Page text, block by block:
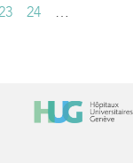
24
…